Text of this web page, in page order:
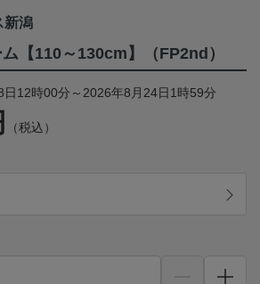
新潟
【110～130cm】（FP2nd）
日12時00分～2026年8月24日1時59分
（税込）